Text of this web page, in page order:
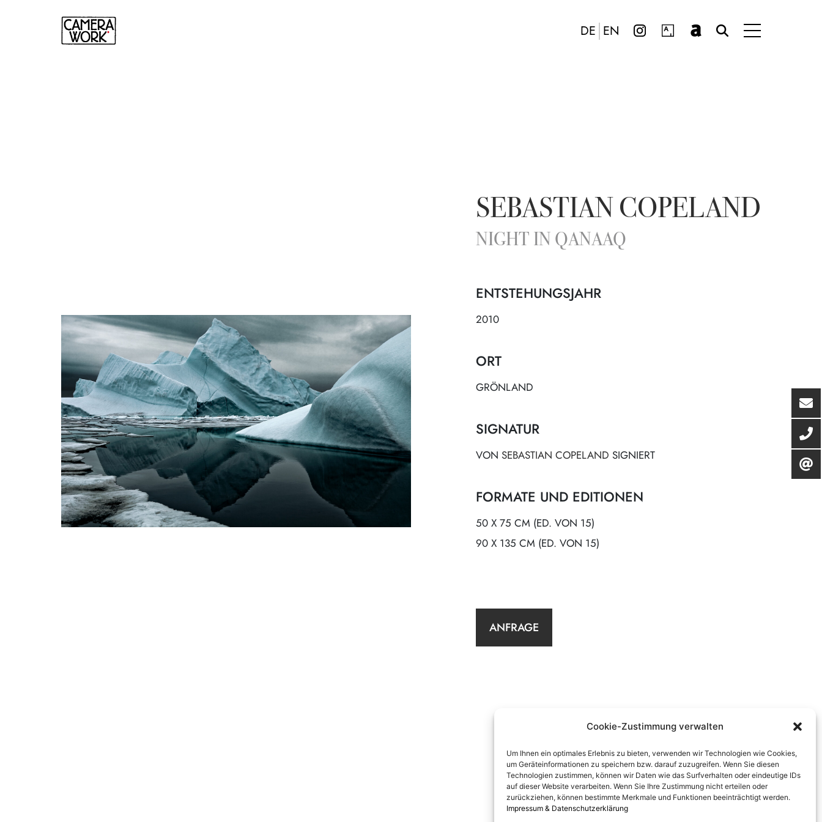
Cookie-Zustimmung verwalten
Um Ihnen ein optimales Erlebnis zu bieten, verwenden wir Technologien wie Cookies,
um Geräteinformationen zu speichern bzw. darauf zuzugreifen. Wenn Sie diesen
Technologien zustimmen, können wir Daten wie das Surfverhalten oder eindeutige IDs
auf dieser Website verarbeiten. Wenn Sie Ihre Zustimmung nicht erteilen oder
zurückziehen, können bestimmte Merkmale und Funktionen beeinträchtigt werden.
Impressum & Datenschutzerklärung
DE EN
SEBASTIAN COPELAND
NIGHT IN QANAAQ
ENTSTEHUNGSJAHR
2010
ORT
GRÖNLAND
SIGNATUR
VON SEBASTIAN COPELAND SIGNIERT
FORMATE UND EDITIONEN
50 X 75 CM (ED. VON 15)
90 X 135 CM (ED. VON 15)
ANFRAGE